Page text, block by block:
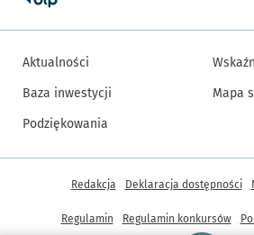
Aktualności
Baza inwestycji
Podziękowania
Mapa
Inne informacje
Redakcja Deklaracja dostępności
Regulamin Regulamin konkursów